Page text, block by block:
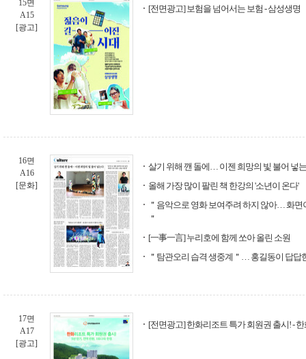
15면
A15
[광고]
[전면광고] 보험을 넘어서는 보험 - 삼성생명
16면
A16
[문화]
살기 위해 깬 돌에… 이젠 희망의 빛 불어 넣
올해 가장 많이 팔린 책 한강의 '소년이 온다'
＂음악으로 영화 보여주려 하지 않아… 화면
＂
[一事一言] 누리호에 함께 쏘아 올린 소원
＂탐관오리 습격 생중계＂… 홍길동이 답답
17면
A17
[광고]
[전면광고] 한화리조트 특가 회원권 출시! -